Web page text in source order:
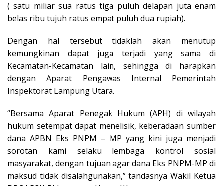
( satu miliar sua ratus tiga puluh delapan juta enam
belas ribu tujuh ratus empat puluh dua rupiah).
Dengan hal tersebut tidaklah akan menutup
kemungkinan dapat juga terjadi yang sama di
Kecamatan-Kecamatan lain, sehingga di harapkan
dengan Aparat Pengawas Internal Pemerintah
Inspektorat Lampung Utara.
“Bersama Aparat Penegak Hukum (APH) di wilayah
hukum setempat dapat menelisik, keberadaan sumber
dana APBN Eks PNPM – MP yang kini juga menjadi
sorotan kami selaku lembaga kontrol sosial
masyarakat, dengan tujuan agar dana Eks PNPM-MP di
maksud tidak disalahgunakan,” tandasnya Wakil Ketua